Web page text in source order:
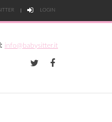
LOGIN
info@babysitter.it